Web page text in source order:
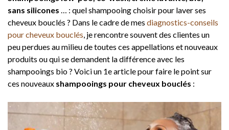
sans silicones … : quel shampooing choisir pour laver ses
cheveux bouclés ? Dans le cadre de mes diagnostics-conseils
pour cheveux bouclés, je rencontre souvent des clientes un
peu perdues au milieu de toutes ces appellations et nouveaux
produits ou qui se demandent la différence avec les
shampooings bio ? Voici un 1e article pour faire le point sur
ces nouveaux shampooings pour cheveux bouclés :